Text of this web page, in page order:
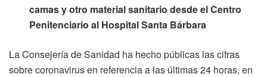
camas y otro material sanitario desde el Centro
Penitenciario al Hospital Santa Bárbara
La Consejería de Sanidad ha hecho públicas las cifras
sobre coronavirus en referencia a las últimas 24 horas, en